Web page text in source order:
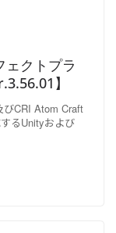
ェクトプラ
】
びCRI Atom Craft
るUnityおよび